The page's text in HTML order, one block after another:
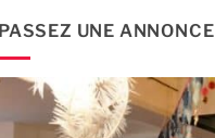
PASSEZ UNE ANNONCE